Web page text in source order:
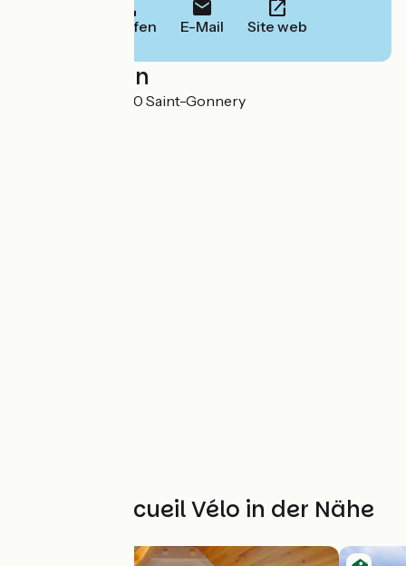
Anrufen E-Mail Site web
Localisation
La Cavalerie 56920 Saint-Gonnery
Weitere Accueil Vélo in der Nähe